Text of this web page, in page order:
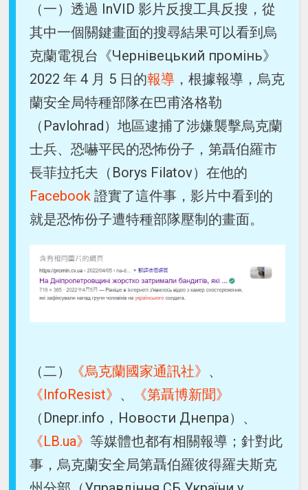
（一）透過 InVID 影片反搜工具反搜，從
其中一個關鍵畫面的搜尋結果可以看到烏
克蘭電視台《Чернівецький промінь》
2022 年 4 月 5 日的報導 ，根據報導，烏克
蘭安全局特種部隊在巴甫洛格勒
（Pavlohrad）地區逮捕了涉嫌襲擊烏克蘭
士兵、恐嚇平民的恐怖份子，第聶伯羅市
長菲拉托夫（Borys Filatov）在他的
Facebook證實了這件事，影片中看到的
就是恐怖份子遭特種部隊壓制的畫面。
（二） 《烏克蘭國家通訊社》 、
《InfoResist》 、
《第聶博新聞》
（Dnepr.info，Новости Днепра）、
《LB.ua》等媒體也都有相關報導；針對此
事，烏克蘭安全局第聶伯羅彼得羅夫斯克